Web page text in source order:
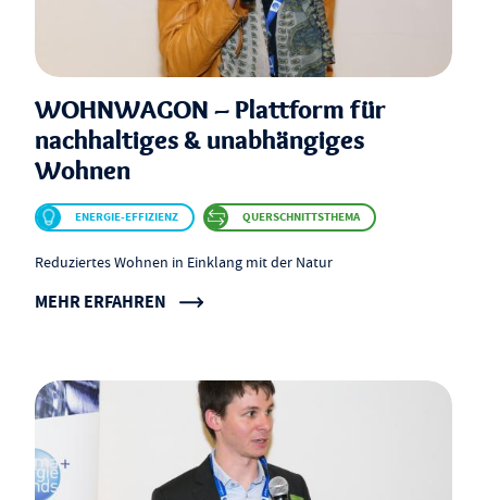
WOHNWAGON – Plattform für
nachhaltiges & unabhängiges
Wohnen
ENERGIE-EFFIZIENZ QUERSCHNITTSTHEMA
Reduziertes Wohnen in Einklang mit der Natur
MEHR ERFAHREN